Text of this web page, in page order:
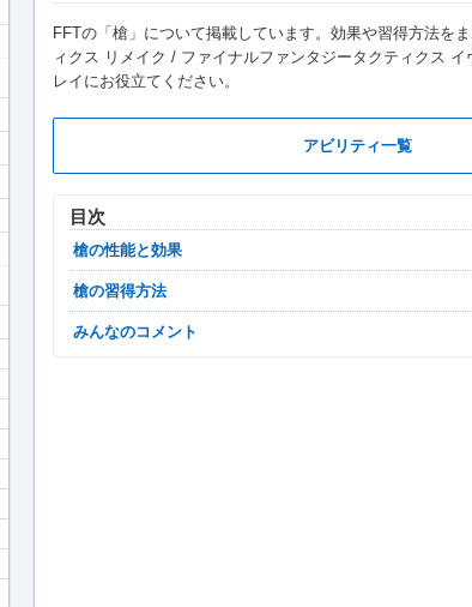
FFTの「槍」について掲載しています。効果や習得方法を
ィクス リメイク / ファイナルファンタジータクティクス
レイにお役立てください。
アビリティ一覧
目次
槍の性能と効果
槍の習得方法
みんなのコメント